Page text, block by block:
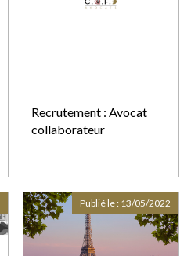
Recrutement : Avocat
collaborateur
Publié le : 13/05/2022